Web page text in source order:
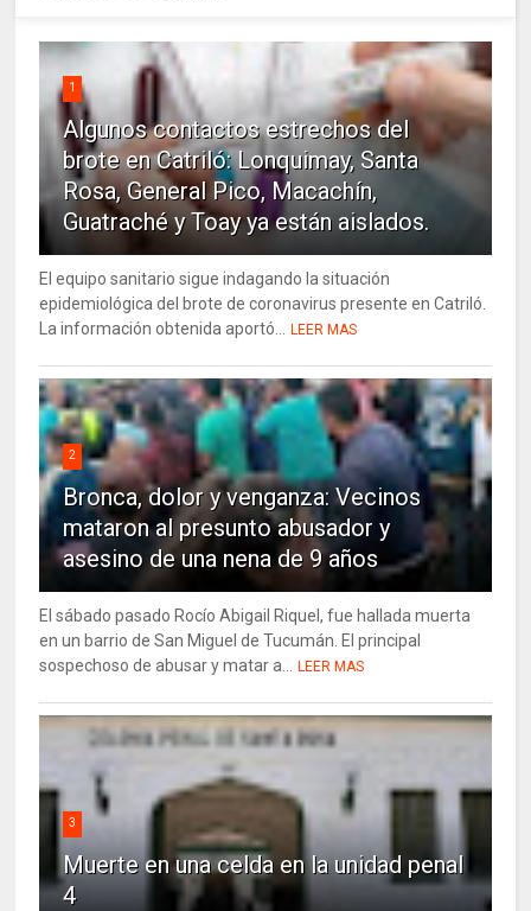
1
Algunos contactos estrechos del
brote en Catriló: Lonquimay, Santa
Rosa, General Pico, Macachín,
Guatraché y Toay ya están aislados.
El equipo sanitario sigue indagando la situación
epidemiológica del brote de coronavirus presente en Catriló.
La información obtenida aportó...
LEER MAS
2
Bronca, dolor y venganza: Vecinos
mataron al presunto abusador y
asesino de una nena de 9 años
El sábado pasado Rocío Abigail Riquel, fue hallada muerta
en un barrio de San Miguel de Tucumán. El principal
sospechoso de abusar y matar a...
LEER MAS
3
Muerte en una celda en la unidad penal
4